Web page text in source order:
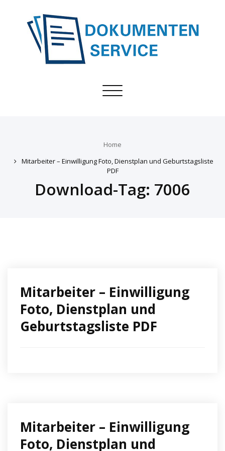
Toggle
Home
Mitarbeiter – Einwilligung Foto, Dienstplan und Geburtstagsliste
PDF
Download-Tag: 7006
Mitarbeiter – Einwilligung
Foto, Dienstplan und
Geburtstagsliste PDF
Mitarbeiter – Einwilligung
Foto, Dienstplan und